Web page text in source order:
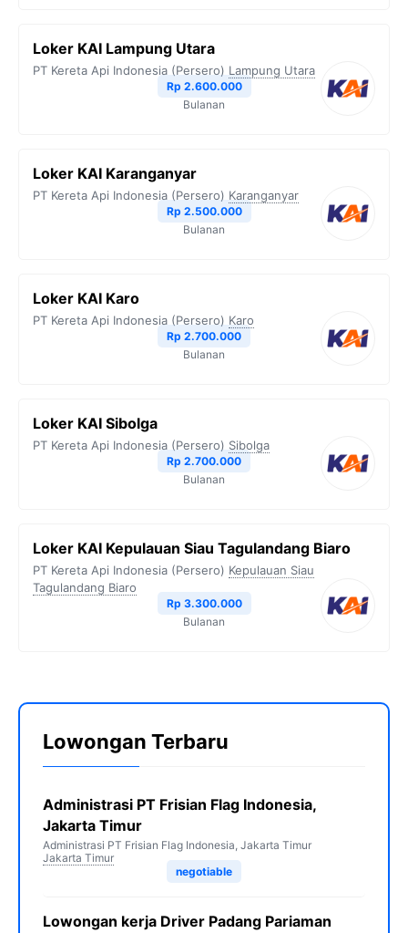
Loker KAI Lampung Utara
PT Kereta Api Indonesia (Persero) Lampung Utara
Rp 2.600.000
Bulanan
Loker KAI Karanganyar
PT Kereta Api Indonesia (Persero) Karanganyar
Rp 2.500.000
Bulanan
Loker KAI Karo
PT Kereta Api Indonesia (Persero) Karo
Rp 2.700.000
Bulanan
Loker KAI Sibolga
PT Kereta Api Indonesia (Persero) Sibolga
Rp 2.700.000
Bulanan
Loker KAI Kepulauan Siau Tagulandang Biaro
PT Kereta Api Indonesia (Persero) Kepulauan Siau
Tagulandang Biaro
Rp 3.300.000
Bulanan
Lowongan Terbaru
Administrasi PT Frisian Flag Indonesia,
Jakarta Timur
Administrasi PT Frisian Flag Indonesia, Jakarta Timur
Jakarta Timur
negotiable
Lowongan kerja Driver Padang Pariaman